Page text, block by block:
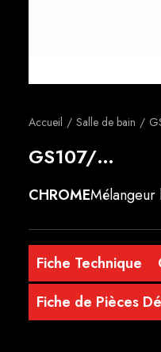
Accueil Salle de bain
GS107/…
CHROMEMélangeur
Fiche Technique
Fiche de Pièces